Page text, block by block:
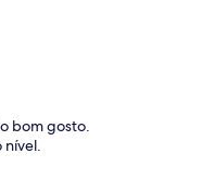
bom gosto.
nível.